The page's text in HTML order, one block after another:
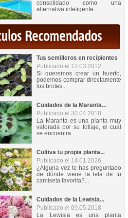
consolidado como una
alternativa inteligente...
Recomendados
Tus semilleros en recipientes
Publicado el 12.03.2012
Si queremos crear un huerto,
podemos comprar directamente
los brotes...
Cuidados de la Maranta...
Publicado el 30.04.2018
La Maranta es una planta muy
valorada por su follaje, el cual
se encuentra...
Cultiva tu propia planta...
Publicado el 14.01.2026
¿Alguna vez te has preguntado
de dónde viene la tela de tu
camiseta favorita?...
Cuidados de la Lewisia...
Publicado el 09.05.2018
La Lewisia es una planta